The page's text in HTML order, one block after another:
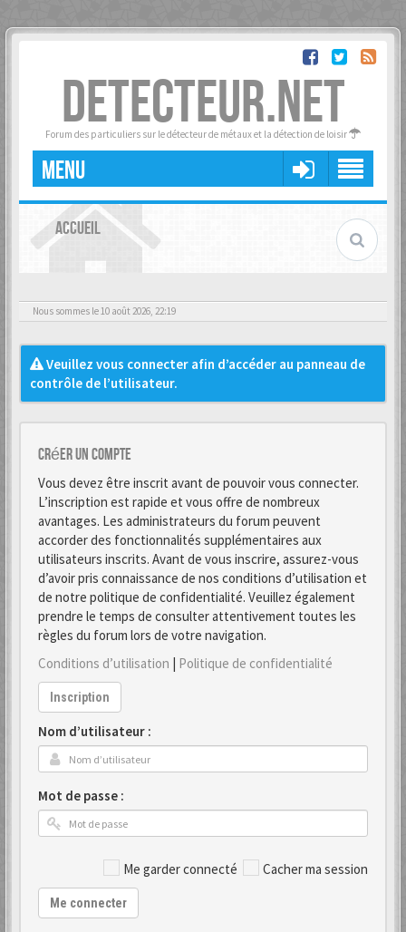
DETECTEUR.NET
Forum des particuliers sur le détecteur de métaux et la détection de loisir
MENU
ACCUEIL
Nous sommes le 10 août 2026, 22:19
Veuillez vous connecter afin d’accéder au panneau de
contrôle de l’utilisateur.
Créer un Compte
Vous devez être inscrit avant de pouvoir vous connecter.
L’inscription est rapide et vous offre de nombreux
avantages. Les administrateurs du forum peuvent
accorder des fonctionnalités supplémentaires aux
utilisateurs inscrits. Avant de vous inscrire, assurez-vous
d’avoir pris connaissance de nos conditions d’utilisation et
de notre politique de confidentialité. Veuillez également
prendre le temps de consulter attentivement toutes les
règles du forum lors de votre navigation.
Conditions d’utilisation | Politique de confidentialité
Inscription
Nom d’utilisateur :
Mot de passe :
Me garder connecté Cacher ma session
Me connecter